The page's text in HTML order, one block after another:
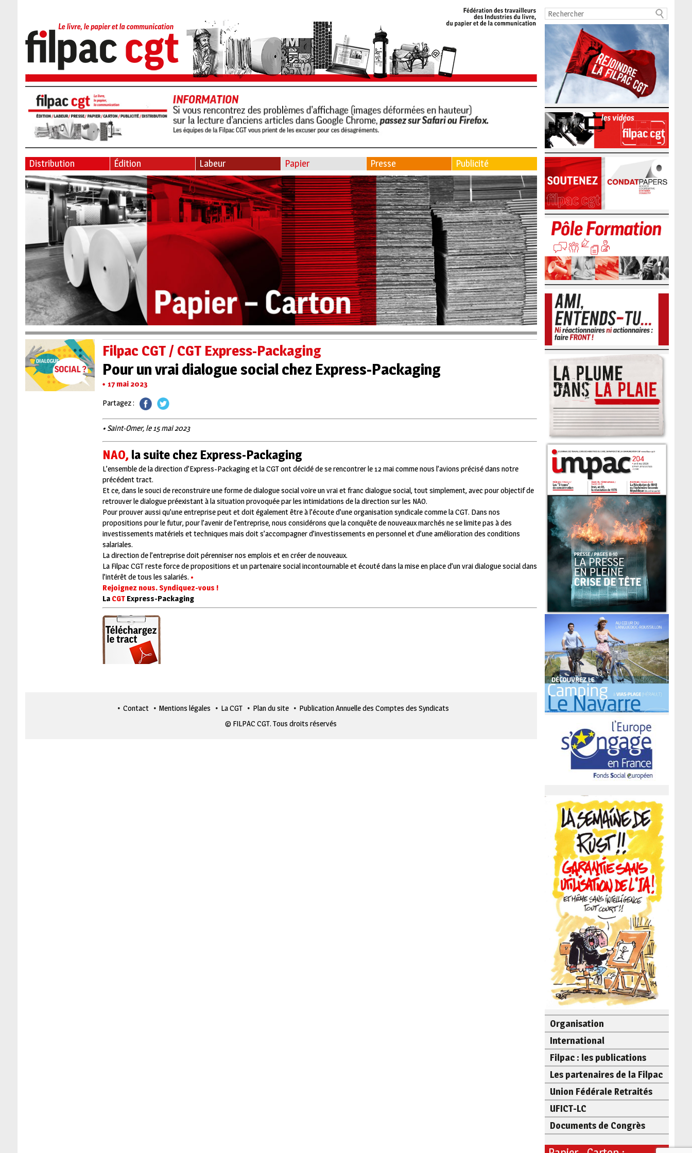
Distribution Édition Labeur Papier Presse Publicité
Filpac CGT / CGT Express-Packaging
Pour un vrai dialogue social chez Express-Packaging
17 mai 2023
Partagez :
• Saint-Omer, le 15 mai 2023
NAO, la suite chez Express-Packaging
L’ensemble de la direction d’Express-Packaging et la CGT ont décidé de se rencontrer le 12 mai comme nous l’avions précisé dans notre
précédent tract.
Et ce, dans le souci de reconstruire une forme de dialogue social voire un vrai et franc dialogue social, tout simplement, avec pour objectif de
retrouver le dialogue préexistant à la situation provoquée par les intimidations de la direction sur les NAO.
Pour prouver aussi qu’une entreprise peut et doit également être à l’écoute d’une organisation syndicale comme la CGT. Dans nos
propositions pour le futur, pour l’avenir de l’entreprise, nous considérons que la conquête de nouveaux marchés ne se limite pas à des
investissements matériels et techniques mais doit s’accompagner d’investissements en personnel et d’une amélioration des conditions
salariales.
La direction de l’entreprise doit pérenniser nos emplois et en créer de nouveaux.
La Filpac CGT reste force de propositions et un partenaire social incontournable et écouté dans la mise en place d’un vrai dialogue social dans
l’intérêt de tous les salariés. •
Rejoignez nous. Syndiquez-vous !
La CGTExpress-Packaging
Contact Mentions légales La CGT Plan du site
Publication Annuelle des Comptes des Syndicats
© FILPAC CGT. Tous droits réservés
Organisation
International
Filpac : les publications
Les partenaires de la Filpac
Union Fédérale Retraités
UFICT-LC
Documents de Congrès